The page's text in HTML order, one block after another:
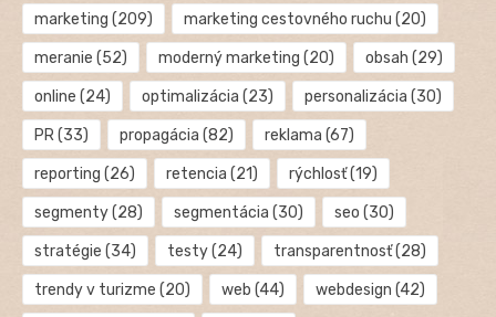
marketing (209) marketing cestovného ruchu (20)
meranie (52) moderný marketing (20) obsah (29)
online (24) optimalizácia (23) personalizácia (30)
PR(33) propagácia (82) reklama (67)
reporting (26) retencia (21) rýchlosť(19)
segmenty(28) segmentácia (30) seo (30)
stratégie (34) testy(24) transparentnosť(28)
trendy v turizme (20) web (44) webdesign (42)